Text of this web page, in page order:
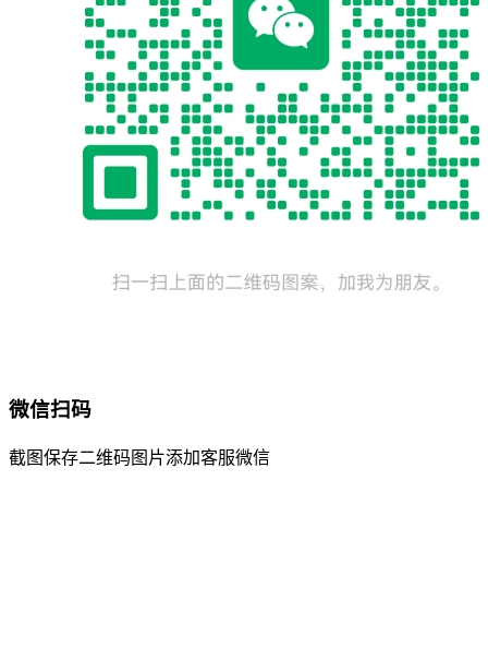
微信扫码
截图保存二维码图片添加客服微信